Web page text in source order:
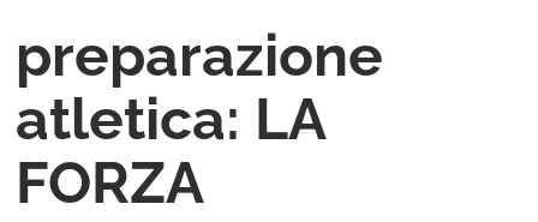
preparazione
atletica: LA
FORZA